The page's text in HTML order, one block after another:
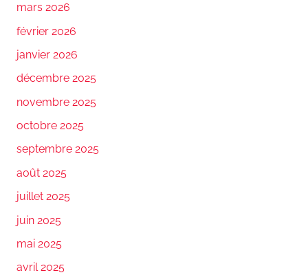
mars 2026
février 2026
janvier 2026
décembre 2025
novembre 2025
octobre 2025
septembre 2025
août 2025
juillet 2025
juin 2025
mai 2025
avril 2025